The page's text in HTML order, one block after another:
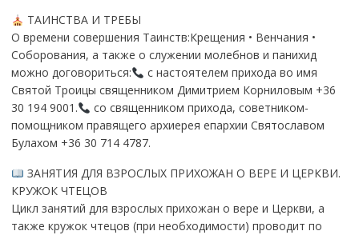
ТАИНСТВА И ТРЕБЫ
О времени совершения Таинств:Крещения • Венчания •
Соборования, а также о служении молебнов и панихид
можно договориться:
с настоятелем прихода во имя
Святой Троицы священником Димитрием Корниловым +36
30 194 9001.
со священником прихода, советником-
помощником правящего архиерея епархии Святославом
Булахом +36 30 714 4787.
ЗАНЯТИЯ ДЛЯ ВЗРОСЛЫХ ПРИХОЖАН О ВЕРЕ И ЦЕРКВИ.
КРУЖОК ЧТЕЦОВ
Цикл занятий для взрослых прихожан о вере и Церкви, а
также кружок чтецов (при необходимости) проводит по